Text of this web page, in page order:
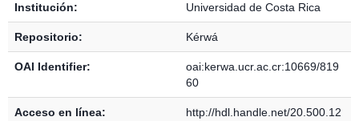
Institución: Universidad de Costa Rica
Repositorio: Kérwá
OAI Identifier:
oai:kerwa.ucr.ac.cr:10669/819
60
Acceso en línea:
http://hdl.handle.net/20.500.12